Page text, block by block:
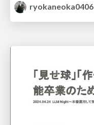
ryokaneoka0406